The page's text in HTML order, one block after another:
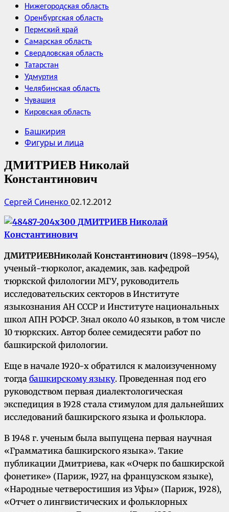
Нижегородская область
Оренбургская область
Пермский край
Самарская область
Свердловская область
Татарстан
Удмуртия
Челябинская область
Чувашия
Кировская область
Башкирия
Фигуры и лица
ДМИТРИЕВ Николай
Константинович
Сергей Синенко 02.12.2012
ДМИТРИЕВНиколай Константинович (1898–1954),
ученый-тюрколог, академик, зав. кафедрой
тюркской филологии МГУ, руководитель
исследовательских секторов в Институте
языкознания АН СССР и Институте национальных
школ АПН РСФСР. Знал около 40 языков, в том числе
10 тюркских. Автор более семидесяти работ по
башкирской филологии.
Еще в начале 1920-х обратился к малоизученному
тогда башкирскому языку. Проведенная под его
руководством первая диалектологическая
экспедиция в 1928 стала стимулом для дальнейших
исследований башкирского языка и фольклора.
В 1948 г. ученым была выпущена первая научная
«Грамматика башкирского языка». Такие
публикации Дмитриева, как «Очерк по башкирской
фонетике» (Париж, 1927, на французском языке),
«Народные четверостишия из Уфы» (Париж, 1928),
«Отчет о лингвистических и фольклорных